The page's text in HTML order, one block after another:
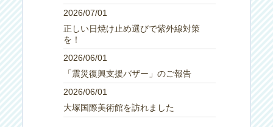
2026/07/01
正しい日焼け止め選びで紫外線対策
を！
2026/06/01
「震災復興支援バザー」のご報告
2026/06/01
大塚国際美術館を訪れました